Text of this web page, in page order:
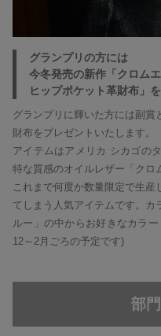
グランプリの方には
今冬発売の新作「クロム
ヒップポケット革財布」
グランプリに輝いた方には副賞
財布をプレゼントいたします。
アイテムはアメリカ シカゴの
特な質感のオイルレザー「クロ
これまで何度か数量限定で生
てしまう人気アイテムです。
ルー」の中からお好きなカラ
12～2月ごろの予定です)
部